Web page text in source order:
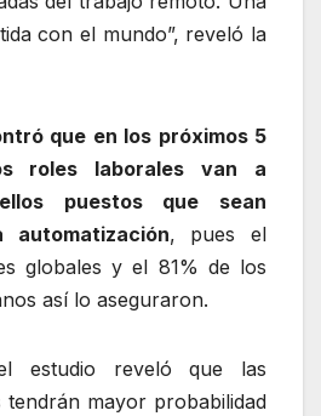
con el mundo”, reveló la
que en los próximos 5
roles laborales van a
puestos que sean
, pues el
globales y el 81% de los
así lo aseguraron.
estudio reveló que las
tendrán mayor probabilidad